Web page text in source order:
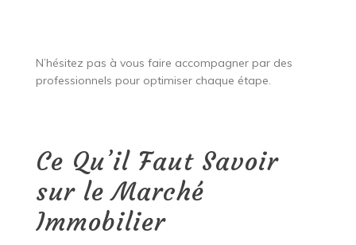
N’hésitez pas à vous faire accompagner par des
professionnels pour optimiser chaque étape.
Ce Qu’il Faut Savoir
sur le Marché
Immobilier